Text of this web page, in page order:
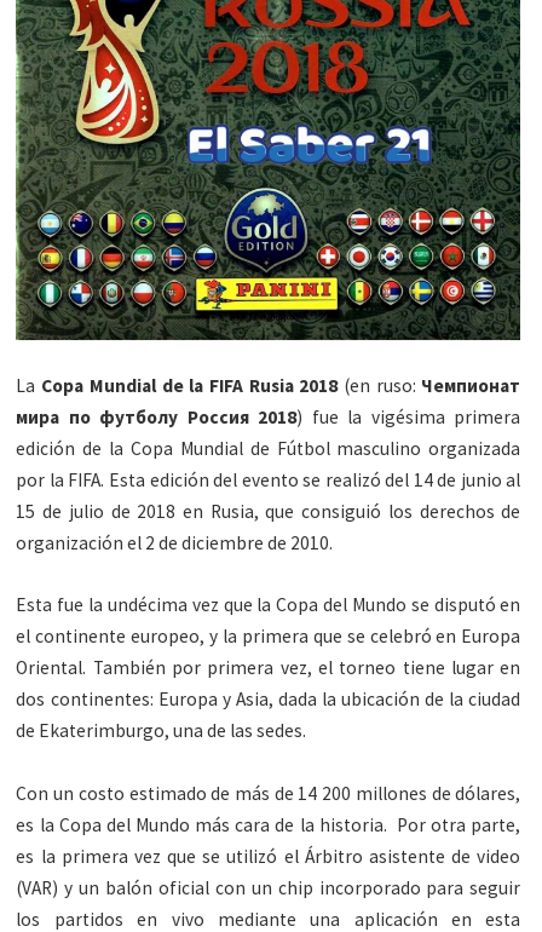
La Copa Mundial de la FIFA Rusia 2018(en ruso: Чемпионат
мира по футболу Россия 2018) fue la vigésima primera
edición de la Copa Mundial de Fútbol masculino organizada
por la FIFA. Esta edición del evento se realizó del 14 de junio al
15 de julio de 2018 en Rusia, que consiguió los derechos de
organización el 2 de diciembre de 2010.
Esta fue la undécima vez que la Copa del Mundo se disputó en
el continente europeo, y la primera que se celebró en Europa
Oriental. También por primera vez, el torneo tiene lugar en
dos continentes: Europa y Asia, dada la ubicación de la ciudad
de Ekaterimburgo, una de las sedes.
Con un costo estimado de más de 14 200 millones de dólares,
es la Copa del Mundo más cara de la historia. ​ Por otra parte,
es la primera vez que se utilizó el Árbitro asistente de video
(VAR) y un balón oficial con un chip incorporado para seguir
los partidos en vivo mediante una aplicación en esta